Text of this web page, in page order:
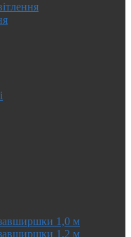
1,0 м
1,2 м